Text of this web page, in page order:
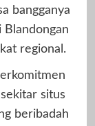
bangganya
Blandongan
regional.
situs
beribadah